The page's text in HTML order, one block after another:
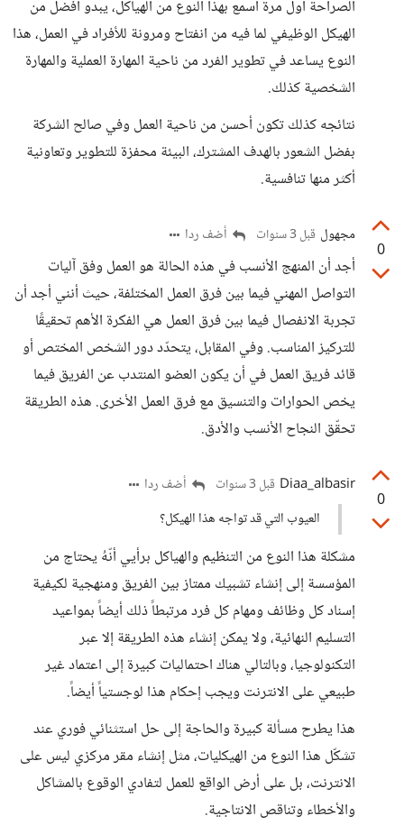
الصراحة أول مرة اسمع بهذا النوع من الهياكل، يبدو افضل من
الهيكل الوظيفي لما فيه من انفتاح ومرونة للأفراد في العمل، هذا
النوع يساعد في تطوير الفرد من ناحية المهارة العملية والمهارة
الشخصية كذلك.
نتائجه كذلك تكون أحسن من ناحية العمل وفي صالح الشركة
بفضل الشعور بالهدف المشترك، البيئة محفزة للتطوير وتعاونية
أكثر منها تنافسية.
0
مجهول قبل 3 سنوات أضف ردا
أجد أن المنهج الأنسب في هذه الحالة هو العمل وفق آليات
التواصل المهني فيما بين فرق العمل المختلفة، حيث أنني أجد أن
تجربة الانفصال فيما بين فرق العمل هي الفكرة الأهم تحقيقًا
للتركيز المناسب. وفي المقابل، يتحدّد دور الشخص المختص أو
قائد فريق العمل في أن يكون العضو المنتدب عن الفريق فيما
يخص الحوارات والتنسيق مع فرق العمل الأخرى. هذه الطريقة
تحقّق النجاح الأنسب والأدق.
0
Diaa_albasir قبل 3 سنوات
أضف ردا
العيوب التي قد تواجه هذا الهيكل؟
مشكلة هذا النوع من التنظيم والهياكل برأيي أنّهُ يحتاج من
المؤسسة إلى إنشاء تشبيك ممتاز بين الفريق ومنهجية لكيفية
إسناد كل وظائف ومهام كل فرد مرتبطاً ذلك أيضاً بمواعيد
التسليم النهائية، ولا يمكن إنشاء هذه الطريقة إلا عبر
التكنولوجيا، وبالتالي هناك احتماليات كبيرة إلى اعتماد غير
طبيعي على الانترنت ويجب إحكام هذا لوجستياً أيضاً.
هذا يطرح مسألة كبيرة والحاجة إلى حل استثنائي فوري عند
تشكّل هذا النوع من الهيكليات، مثل إنشاء مقر مركزي ليس على
الانترنت، بل على أرض الواقع للعمل لتفادي الوقوع بالمشاكل
والأخطاء وتناقص الانتاجية.